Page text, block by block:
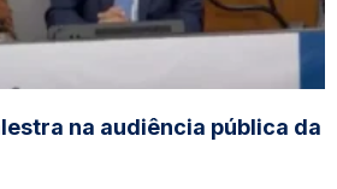
na audiência pública da